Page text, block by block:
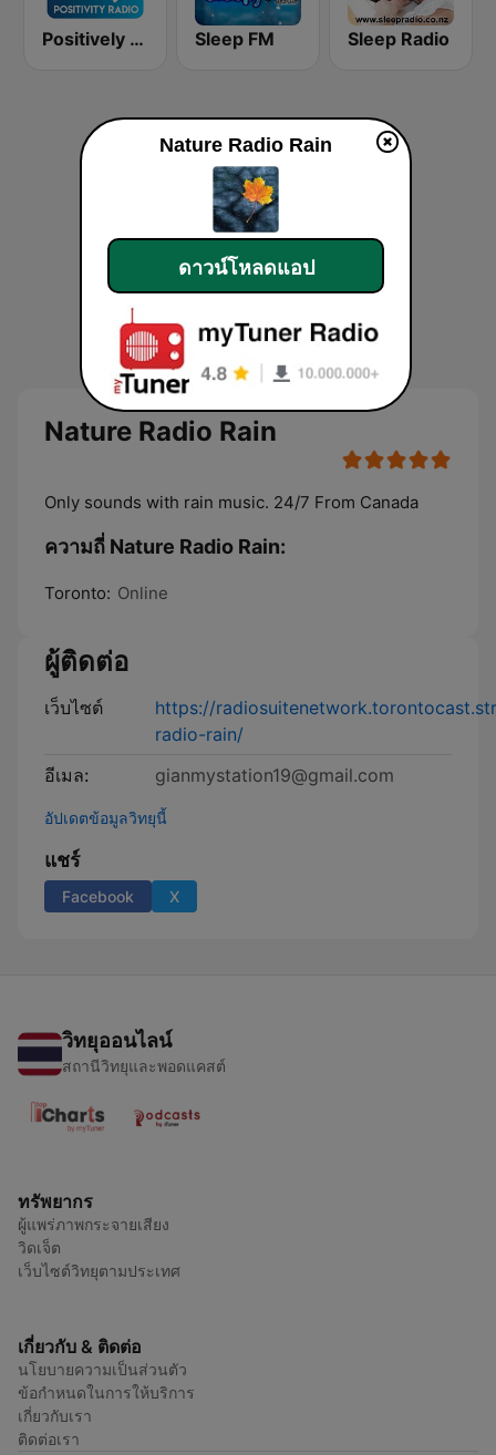
Positively Sleep Relax Sleep FM Sleep Radio
Nature Radio Rain
Only sounds with rain music. 24/7 From Canada
ความถี่ Nature Radio Rain:
Toronto: Online
ผู้ติดต่อ
เว็บไซต์
https://
radio-rain/
อีเมล:
gianmystation19@gmail.com
อัปเดตข้อมูลวิทยุนี้
แชร์
Facebook X
วิทยุออนไลน์
สถานีวิทยุและพอดแคสต์
ทรัพยากร
ผู้แพร่ภาพกระจายเสียง
วิดเจ็ต
เว็บไซต์วิทยุตามประเทศ
เกี่ยวกับ & ติดต่อ
นโยบายความเป็นส่วนตัว
ข้อกำหนดในการให้บริการ
เกี่ยวกับเรา
ติดต่อเรา
Nature Radio Rain
ดาวน์โหลดแอป